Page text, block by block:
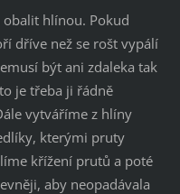
obalit hlínou. Pokud
dříve než se rošt vypálí
být ani zdaleka tak
je třeba ji řádně
vytváříme z hlíny
kterými pruty
křížení prutů a poté
aby neopadávala